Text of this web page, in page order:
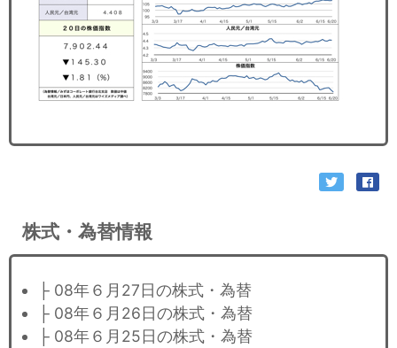
ＩＴ
飲食店情報
株式・為替情報
├ 08年６月27日の株式・為替
├ 08年６月26日の株式・為替
├ 08年６月25日の株式・為替